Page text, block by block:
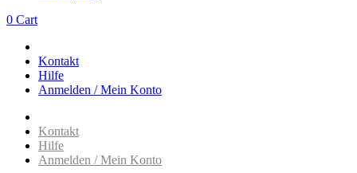
0 Cart
Kontakt
Hilfe
Anmelden / Mein Konto
Kontakt
Hilfe
Anmelden / Mein Konto